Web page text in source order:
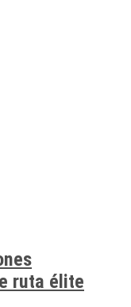
ruta élite